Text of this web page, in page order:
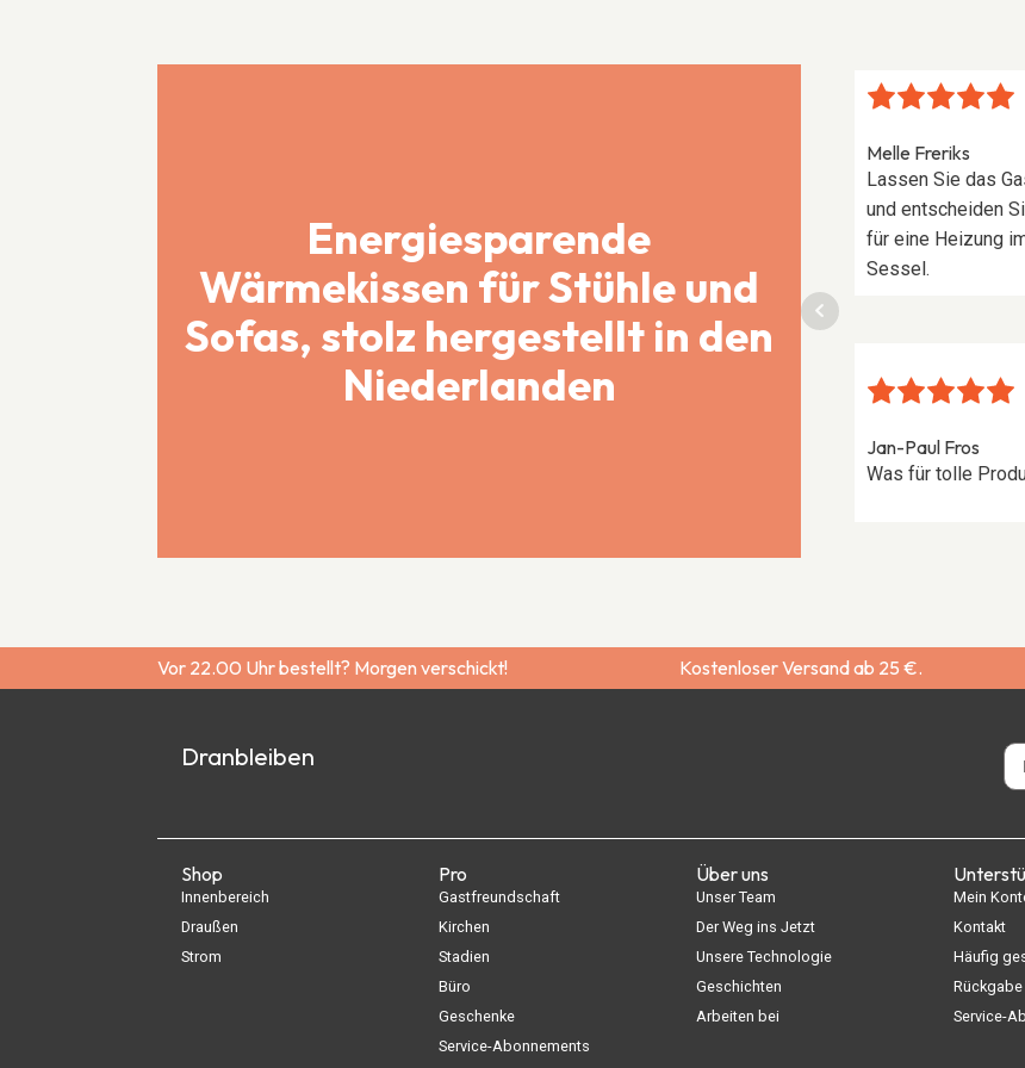
Energiesparende
Wärmekissen für Stühle und
Sofas, stolz hergestellt in den
Niederlanden
Perfekt zugeschnittene
Kissen für ein
selbstgemachtes Sofa.
Sommerabend
stundenlang auf dem
Kissen gesessen,
herrlich!
Melle Freriks
Lassen Sie das
und entscheiden
für eine Heizung
Sessel.
Jan-Paul Fros
Was für tolle
Vor 22.00 Uhr bestellt? Morgen verschickt! Kostenloser Versand ab 25 €.
Dranbleiben
Shop
Innenbereich
Draußen
Strom
Pro
Gastfreundschaft
Kirchen
Stadien
Büro
Geschenke
Service-Abonnements
Über uns
Unser Team
Der Weg ins Jetzt
Unsere Technologie
Geschichten
Arbeiten bei
Mein
Kontakt
Häufig
Rückgabe
Service-